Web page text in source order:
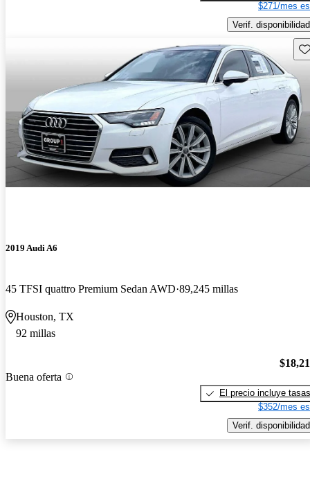
$271/mes
Verif. disponibilidad
2019 Audi A6
45 TFSI quattro Premium Sedan AWD 89,245 millas
Houston, TX
92 millas
Buena oferta
El precio incluye tasas
$352/mes
Verif. disponibilidad